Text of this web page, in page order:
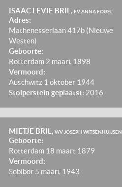
ISAAC LEVIE BRIL, EV ANNA FOGEL
Adres:
Mathenesserlaan 417b (Nieuwe
Westen)
Geboorte:
Rotterdam 2 maart 1898
Vermoord:
Auschwitz 1 oktober 1944
Stolperstein geplaatst: 2016
MIETJE BRIL, WV JOSEPH WITSENHUIJSEN
Geboorte:
Rotterdam 18 maart 1879
Vermoord:
Sobibor 5 maart 1943